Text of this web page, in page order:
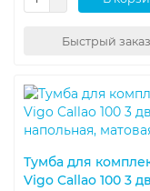
Быстрый заказ
Тумба для
Vigo Callao 100 3